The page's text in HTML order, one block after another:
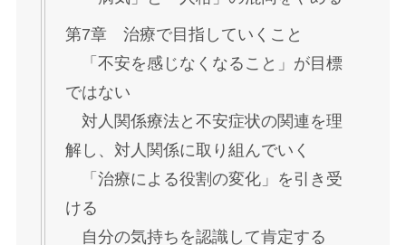
第7章 治療で目指していくこと
「不安を感じなくなること」が目標
ではない
対人関係療法と不安症状の関連を理
解し、対人関係に取り組んでいく
「治療による役割の変化」を引き受
ける
自分の気持ちを認識して肯定する